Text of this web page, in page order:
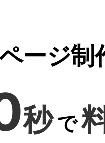
ージ制
秒で